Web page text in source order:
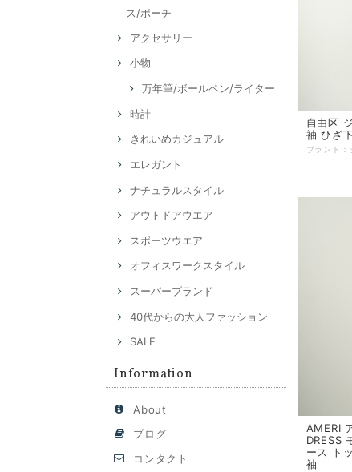
ス/ポーチ
アクセサリー
小物
万年筆/ボールペン/ライター
時計
きれいめカジュアル
エレガント
ナチュラルスタイル
アウトドアウエア
スポーツウエア
オフィスワークスタイル
スーパーブランド
40代からの大人ファッション
SALE
Information
About
ブログ
コンタクト
自由区
袖 ひざ
AMERI
DRESS
ース ト
袖